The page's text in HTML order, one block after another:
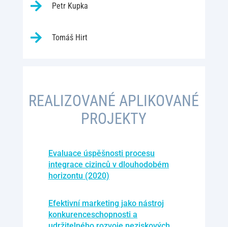
Petr Kupka
Tomáš Hirt
REALIZOVANÉ APLIKOVANÉ
PROJEKTY
Evaluace úspěšnosti procesu
integrace cizinců v dlouhodobém
horizontu (2020)
Efektivní marketing jako nástroj
konkurenceschopnosti a